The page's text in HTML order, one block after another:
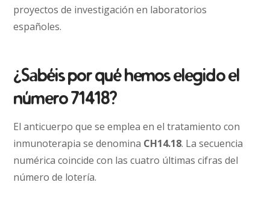
proyectos de investigación en laboratorios
españoles.
¿Sabéis por qué hemos elegido el
número 71418?
El anticuerpo que se emplea en el tratamiento con
inmunoterapia se denomina CH14.18. La secuencia
numérica coincide con las cuatro últimas cifras del
número de lotería.